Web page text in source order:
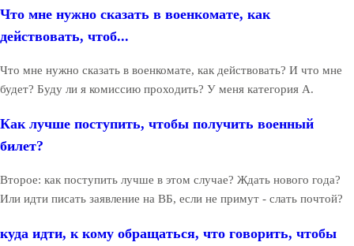
Что мне нужно сказать в военкомате, как
действовать, чтоб...
Что мне нужно сказать в военкомате, как действовать? И что мне
будет? Буду ли я комиссию проходить? У меня категория А.
Как лучше поступить, чтобы получить военный
билет?
Второе: как поступить лучше в этом случае? Ждать нового года?
Или идти писать заявление на ВБ, если не примут - слать почтой?
куда идти, к кому обращаться, что говорить, чтобы